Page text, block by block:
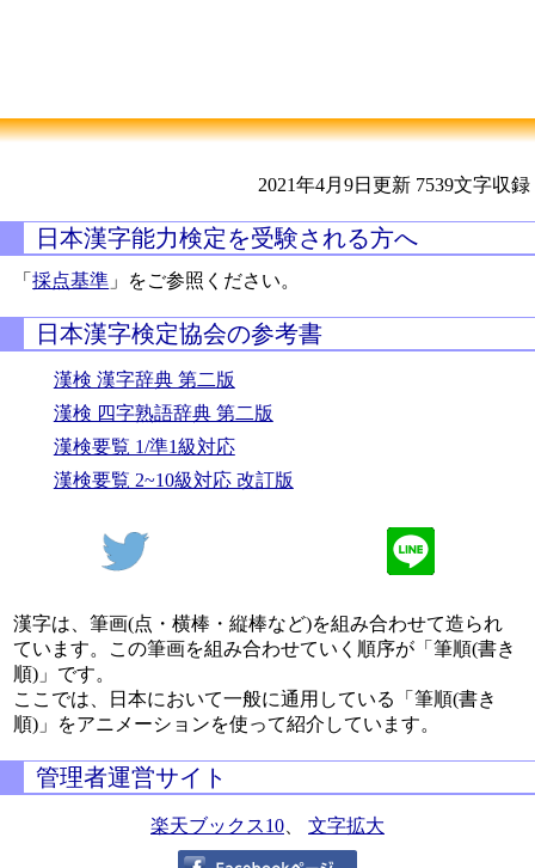
2021年4月9日更新 7539文字収録
日本漢字能力検定を受験される方へ
「採点基準 」をご参照ください。
日本漢字検定協会の参考書
漢検 漢字辞典 第二版
漢検 四字熟語辞典 第二版
漢検要覧 1/準1級対応
漢検要覧 2~10級対応 改訂版
漢字は、筆画(点・横棒・縦棒など)を組み合わせて造られ
ています。この筆画を組み合わせていく順序が「筆順(書き
順)」です。
ここでは、日本において一般に通用している「筆順(書き
順)」をアニメーションを使って紹介しています。
管理者運営サイト
楽天ブックス10 文字拡大